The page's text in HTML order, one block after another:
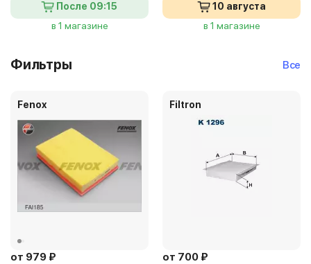
После 09:15
в 1 магазине
10 августа
в 1 магазине
Фильтры Все
Fenox
от 979 ₽
Filtron
от 700 ₽